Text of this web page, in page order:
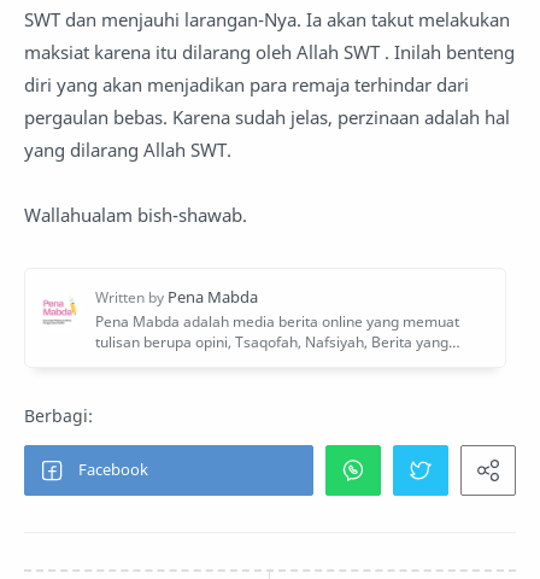
SWT dan menjauhi larangan-Nya. Ia akan takut melakukan
maksiat karena itu dilarang oleh Allah SWT . Inilah benteng
diri yang akan menjadikan para remaja terhindar dari
pergaulan bebas. Karena sudah jelas, perzinaan adalah hal
yang dilarang Allah SWT.
Wallahualam bish-shawab.